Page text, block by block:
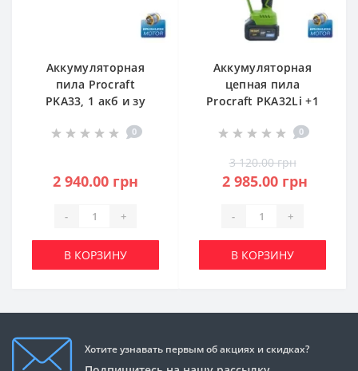
Аккумуляторная
пила Procraft
PKA33, 1 акб и зу
0
2 940.00 грн
- +
В КОРЗИНУ
Аккумуляторная
цепная пила
Procraft PKA32Li +1
030039)
0
3 120.00 грн
2 985.00 грн
- +
В КОРЗИНУ
Хотите узнавать первым об акциях и скидках?